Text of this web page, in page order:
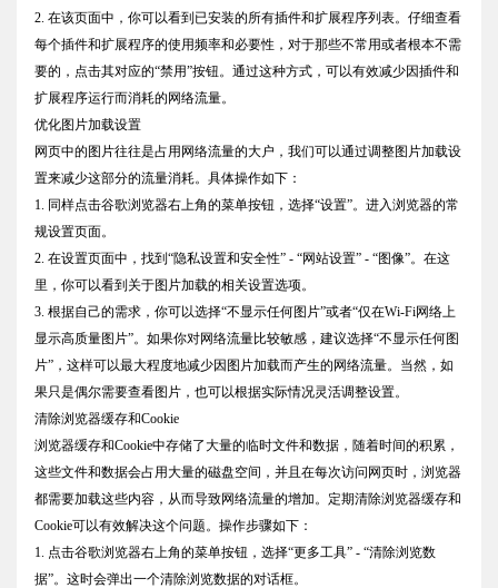
2. 在该页面中，你可以看到已安装的所有插件和扩展程序列表。仔细查看
每个插件和扩展程序的使用频率和必要性，对于那些不常用或者根本不需
要的，点击其对应的“禁用”按钮。通过这种方式，可以有效减少因插件和
扩展程序运行而消耗的网络流量。
优化图片加载设置
网页中的图片往往是占用网络流量的大户，我们可以通过调整图片加载设
置来减少这部分的流量消耗。具体操作如下：
1. 同样点击谷歌浏览器右上角的菜单按钮，选择“设置”。进入浏览器的常
规设置页面。
2. 在设置页面中，找到“隐私设置和安全性” - “网站设置” - “图像”。在这
里，你可以看到关于图片加载的相关设置选项。
3. 根据自己的需求，你可以选择“不显示任何图片”或者“仅在Wi-Fi网络上
显示高质量图片”。如果你对网络流量比较敏感，建议选择“不显示任何图
片”，这样可以最大程度地减少因图片加载而产生的网络流量。当然，如
果只是偶尔需要查看图片，也可以根据实际情况灵活调整设置。
清除浏览器缓存和Cookie
浏览器缓存和Cookie中存储了大量的临时文件和数据，随着时间的积累，
这些文件和数据会占用大量的磁盘空间，并且在每次访问网页时，浏览器
都需要加载这些内容，从而导致网络流量的增加。定期清除浏览器缓存和
Cookie可以有效解决这个问题。操作步骤如下：
1. 点击谷歌浏览器右上角的菜单按钮，选择“更多工具” - “清除浏览数
据”。这时会弹出一个清除浏览数据的对话框。